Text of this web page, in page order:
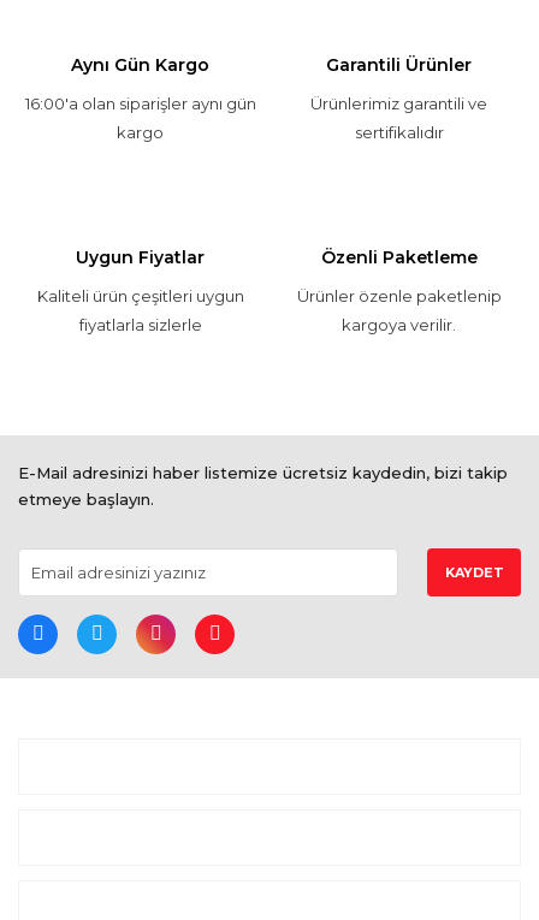
Aynı Gün Kargo
16:00'a olan siparişler aynı gün
kargo
Garantili Ürünler
Ürünlerimiz garantili ve
sertifikalıdır
Uygun Fiyatlar
Kaliteli ürün çeşitleri uygun
fiyatlarla sizlerle
Özenli Paketleme
Ürünler özenle paketlenip
kargoya verilir.
E-Mail adresinizi haber listemize ücretsiz kaydedin, bizi takip
etmeye başlayın.
KAYDET